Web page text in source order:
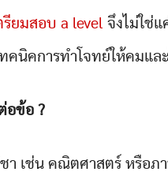
รียมสอบ a level จึงไม่ใช่
คนิคการทำโจทย์ให้คมแล
อข้อ ?
า เช่น คณิตศาสตร์ หรือภ